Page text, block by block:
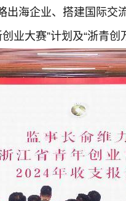
出海企业、搭建国际交
业大赛”计划及“浙青创